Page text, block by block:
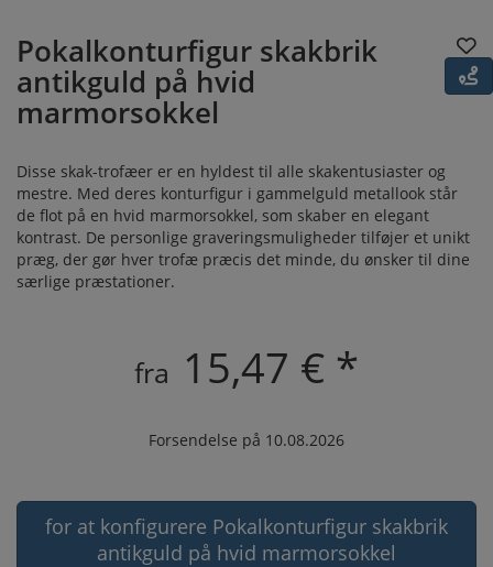
Pokalkonturfigur skakbrik
antikguld på hvid
marmorsokkel
Disse skak-trofæer er en hyldest til alle skakentusiaster og
mestre. Med deres konturfigur i gammelguld metallook står
de flot på en hvid marmorsokkel, som skaber en elegant
kontrast. De personlige graveringsmuligheder tilføjer et unikt
præg, der gør hver trofæ præcis det minde, du ønsker til dine
særlige præstationer.
fra 15,47 € *
Forsendelse på 10.08.2026
for at konfigurere Pokalkonturfigur skakbrik
antikguld på hvid marmorsokkel